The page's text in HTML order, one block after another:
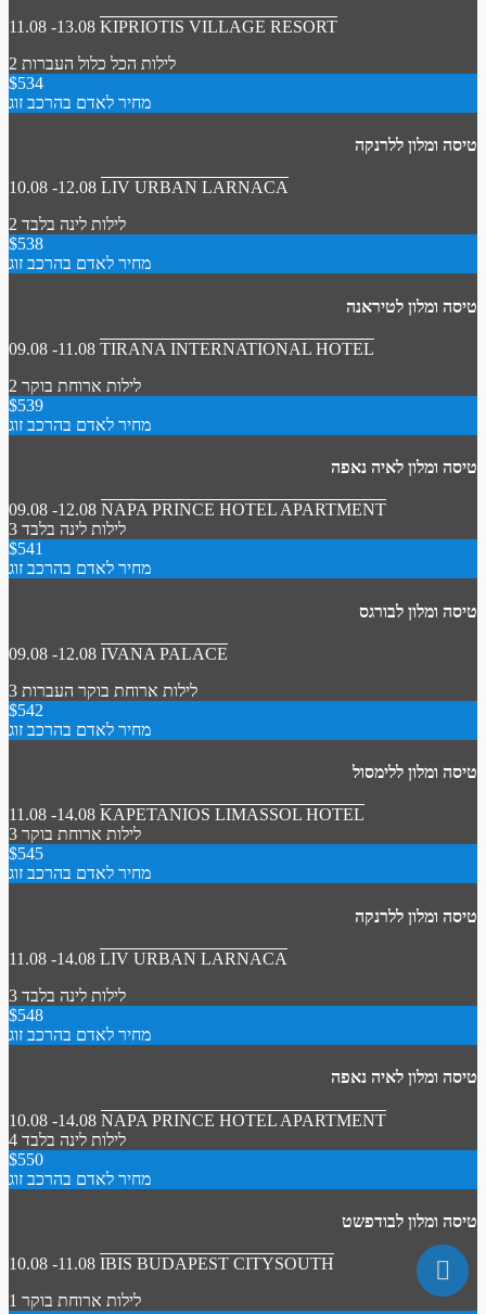
11.08 -13.08 KIPRIOTIS VILLAGE RESORT
2 לילות הכל כלול העברות
$534
מחיר לאדם בהרכב זוג
טיסה ומלון ללרנקה
10.08 -12.08 LIV URBAN LARNACA
2 לילות לינה בלבד
$538
מחיר לאדם בהרכב זוג
טיסה ומלון לטיראנה
09.08 -11.08 TIRANA INTERNATIONAL HOTEL
2 לילות ארוחת בוקר
$539
מחיר לאדם בהרכב זוג
טיסה ומלון לאיה נאפה
09.08 -12.08 NAPA PRINCE HOTEL APARTMENT
3 לילות לינה בלבד
$541
מחיר לאדם בהרכב זוג
טיסה ומלון לבורגס
09.08 -12.08 IVANA PALACE
3 לילות ארוחת בוקר העברות
$542
מחיר לאדם בהרכב זוג
טיסה ומלון ללימסול
11.08 -14.08 KAPETANIOS LIMASSOL HOTEL
3 לילות ארוחת בוקר
$545
מחיר לאדם בהרכב זוג
טיסה ומלון ללרנקה
11.08 -14.08 LIV URBAN LARNACA
3 לילות לינה בלבד
$548
מחיר לאדם בהרכב זוג
טיסה ומלון לאיה נאפה
10.08 -14.08 NAPA PRINCE HOTEL APARTMENT
4 לילות לינה בלבד
$550
מחיר לאדם בהרכב זוג
טיסה ומלון לבודפשט
10.08 -11.08 IBIS BUDAPEST CITYSOUTH
1 לילות ארוחת בוקר